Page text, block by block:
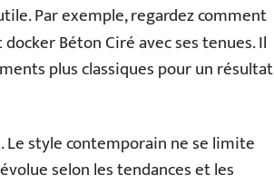
Par exemple, regardez comment
Béton Ciré avec ses tenues. Il
plus classiques pour un résultat
Le style contemporain ne se limite
selon les tendances et les